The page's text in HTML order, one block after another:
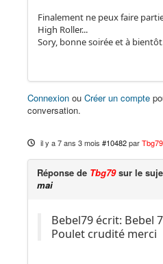
Finalement ne peux faire
High Roller...
Sory, bonne soirée et à
Connexionou Créer un compte
conversation.
il y a 7 ans 3 mois #10482 parTbg79
Réponse de Tbg79sur le
mai
Bebel79 écrit: Bebel
Poulet crudité merci